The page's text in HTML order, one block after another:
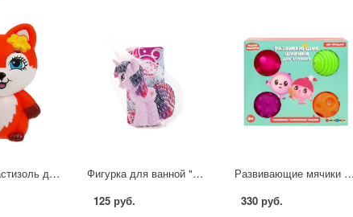
Игрушка пластизоль для ванны Лисичка 10 см. Энчантималс в сетке КАПИТОШКА LX-FEL
Фигурка для ванной "My Little Pony" в асс. Играем вместе 47RUS
125 руб.
Развивающие мячики для купания "Малышарики" 4 шт. Играем Вместе MAL-79178-B01
330 руб.